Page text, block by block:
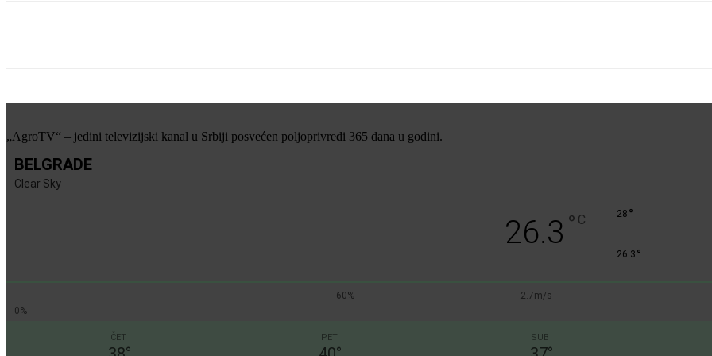
„AgroTV“ – jedini televizijski kanal u Srbiji posvećen poljoprivredi 365 dana u godini.
BELGRADE
Clear Sky
26.3 ° C 28 °
26.3 °
60%
2.7m/s
0%
ČET PET SUB